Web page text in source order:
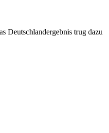
Deutschlandergebnis trug dazu